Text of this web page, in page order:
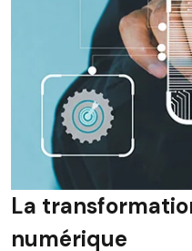
La
numérique